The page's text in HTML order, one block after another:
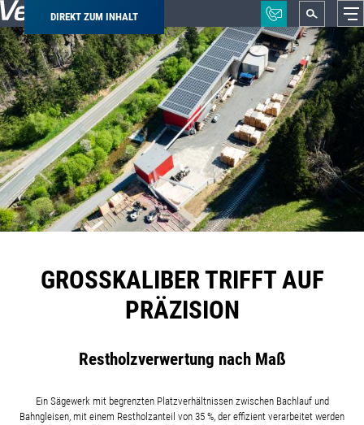
DIREKT ZUM INHALT
Pfadnavigation
GROSSKALIBER TRIFFT AUF P
RÄZISION
Restholzverwertung nach Maß
Ein Sägewerk mit begrenzten Platzverhältnissen zwischen Bachlauf und
Bahngleisen, mit einem Restholzanteil von 35 %, der effizient verarbeitet werden